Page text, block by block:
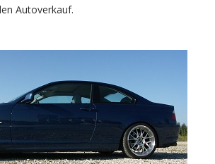
Autoverkauf.